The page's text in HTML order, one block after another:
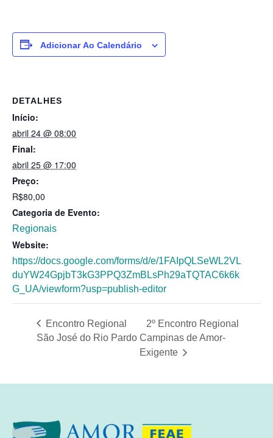
Adicionar Ao Calendário
DETALHES
Início:
abril 24 @ 08:00
Final:
abril 25 @ 17:00
Preço:
R$80,00
Categoria de Evento:
Regionais
Website:
https://docs.google.com/forms/d/e/1FAIpQLSeWL2VL
duYW24GpjbT3kG3PPQ3ZmBLsPh29aTQTAC6k6k
G_UA/viewform?usp=publish-editor
Encontro Regional
São José do Rio Pardo
2º Encontro Regional
Campinas de Amor-
Exigente